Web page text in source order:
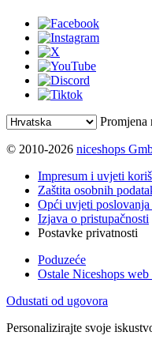
Promjena
© 2010-2026 niceshops
Impresum i uvjeti
Zaštita osobnih
Opći uvjeti
Izjava o pristupačnosti
Postavke privatnosti
Poduzeće
Ostale Niceshops
Odustati od ugovora
Personalizirajte svoje